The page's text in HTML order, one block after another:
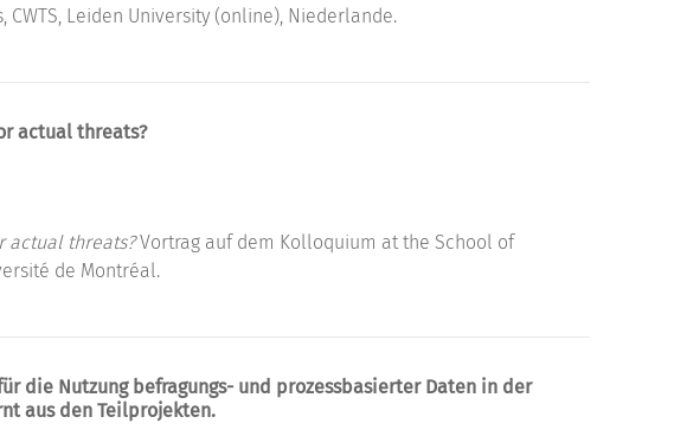
CWTS, Leiden University (online), Niederlande.
actual threats?
actual threats?Vortrag auf dem Kolloquium at the School of
de Montréal.
die Nutzung befragungs- und prozessbasierter Daten in der
aus den Teilprojekten.